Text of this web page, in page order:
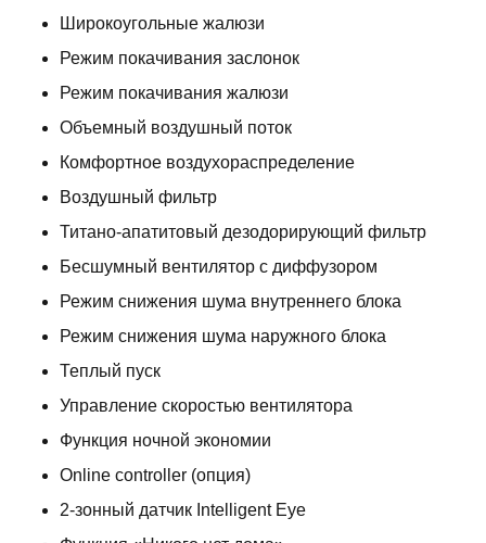
Широкоугольные жалюзи
Режим покачивания заслонок
Режим покачивания жалюзи
Объемный воздушный поток
Комфортное воздухораспределение
Воздушный фильтр
Титано-апатитовый дезодорирующий фильтр
Бесшумный вентилятор с диффузором
Режим снижения шума внутреннего блока
Режим снижения шума наружного блока
Теплый пуск
Управление скоростью вентилятора
Функция ночной экономии
Online controller (опция)
2-зонный датчик Intelligent Eye